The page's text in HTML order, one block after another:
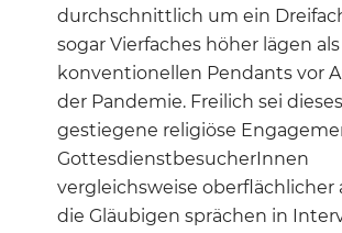
durchschnittlich um ein
sogar Vierfaches höher lägen
konventionellen Pendants vor
der Pandemie. Freilich sei dieses
gestiegene religiöse
GottesdienstbesucherInnen
vergleichsweise oberflächlicher
die Gläubigen sprächen in